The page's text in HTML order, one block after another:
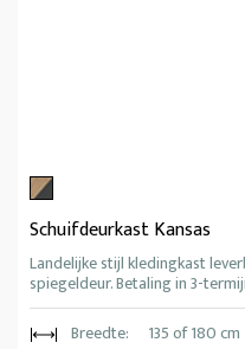
Schuifdeurkast Kansas
Landelijke stijl kledingkast
spiegeldeur. Betaling in 3-
Breedte:
135 of 180 cm